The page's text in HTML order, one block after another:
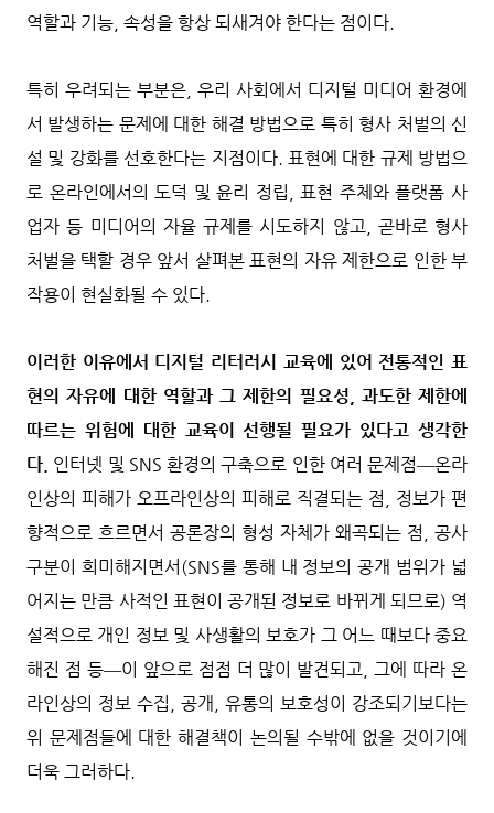
역할과 기능, 속성을 항상 되새겨야 한다는 점이다.
특히 우려되는 부분은, 우리 사회에서 디지털 미디어 환경에
서 발생하는 문제에 대한 해결 방법으로 특히 형사 처벌의 신
설 및 강화를 선호한다는 지점이다. 표현에 대한 규제 방법으
로 온라인에서의 도덕 및 윤리 정립, 표현 주체와 플랫폼 사
업자 등 미디어의 자율 규제를 시도하지 않고, 곧바로 형사
처벌을 택할 경우 앞서 살펴본 표현의 자유 제한으로 인한 부
작용이 현실화될 수 있다.
이러한 이유에서 디지털 리터러시 교육에 있어 전통적인 표
현의 자유에 대한 역할과 그 제한의 필요성, 과도한 제한에
따르는 위험에 대한 교육이 선행될 필요가 있다고 생각한
다. 인터넷 및 SNS 환경의 구축으로 인한 여러 문제점―온라
인상의 피해가 오프라인상의 피해로 직결되는 점, 정보가 편
향적으로 흐르면서 공론장의 형성 자체가 왜곡되는 점, 공사
구분이 희미해지면서(SNS를 통해 내 정보의 공개 범위가 넓
어지는 만큼 사적인 표현이 공개된 정보로 바뀌게 되므로) 역
설적으로 개인 정보 및 사생활의 보호가 그 어느 때보다 중요
해진 점 등―이 앞으로 점점 더 많이 발견되고, 그에 따라 온
라인상의 정보 수집, 공개, 유통의 보호성이 강조되기보다는
위 문제점들에 대한 해결책이 논의될 수밖에 없을 것이기에
더욱 그러하다.